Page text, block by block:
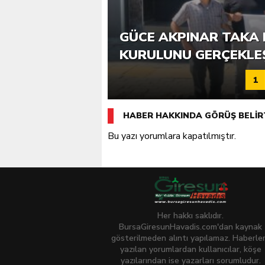
6. GÜCE TEKKEKÖY
KATILIMLA
GÜCE AKPINAR TAKA
KURULUNU
1
HABER HAKKINDA GÖRÜŞ
Bu yazı yorumlara kapatılmıştır.
Her hakkı saklıdır.
BursaGiresunHavadis.com'dan kaynak
gösterilmeden alıntı yapılamaz.
yazılan yorumlardan kullanıcılar, köşe
yazılarından ise yazarları sorumludur.